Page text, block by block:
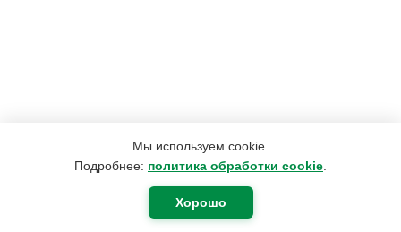
Мы используем cookie.
Подробнее: политика обработки cookie
Хорошо